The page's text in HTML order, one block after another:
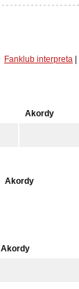
Fanklub interpreta
Akordy
Akordy
Akordy